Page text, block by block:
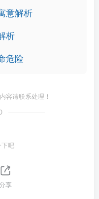
意解析
析
危险
容请联系处理！
吧
享